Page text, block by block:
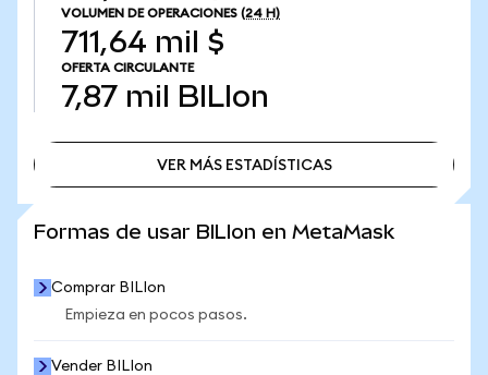
VOLUMEN DE OPERACIONES (24 H)
711,64 mil $
OFERTA CIRCULANTE
7,87 mil BILIon
VER MÁS ESTADÍSTICAS
Formas de usar BILIon en MetaMask
Comprar BILIon
Empieza en pocos pasos.
Vender BILIon